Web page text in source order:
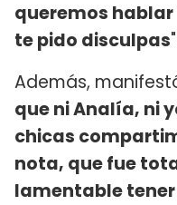
queremos
te pido disculpas
Además,
que ni Analía, ni
chicas
nota, que fue
lamentable